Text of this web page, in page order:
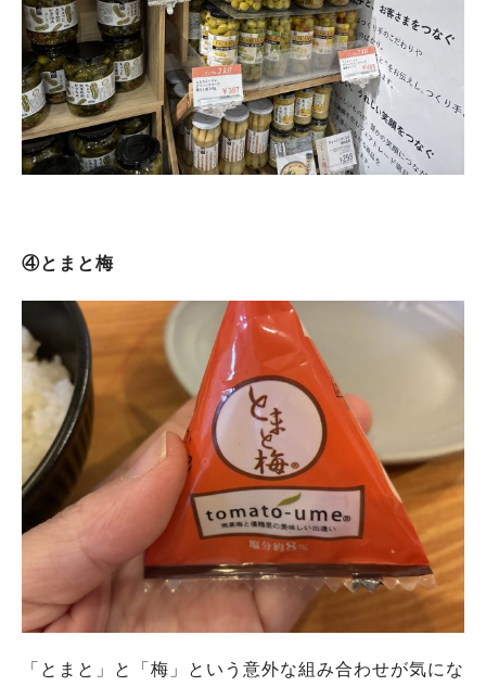
④とまと梅
「とまと」と「梅」という意外な組み合わせが気にな